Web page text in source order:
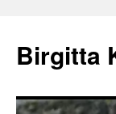
innehåll
Birgitta